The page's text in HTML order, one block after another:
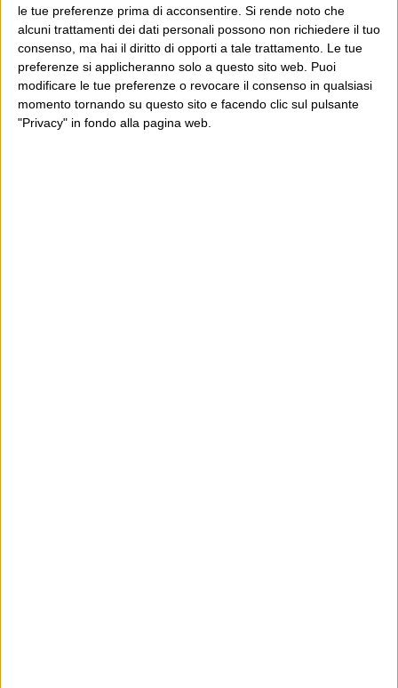
le tue preferenze prima di acconsentire. Si rende noto che
alcuni trattamenti dei dati personali possono non richiedere il tuo
consenso, ma hai il diritto di opporti a tale trattamento. Le tue
preferenze si applicheranno solo a questo sito web. Puoi
modificare le tue preferenze o revocare il consenso in qualsiasi
momento tornando su questo sito e facendo clic sul pulsante
"Privacy" in fondo alla pagina web.